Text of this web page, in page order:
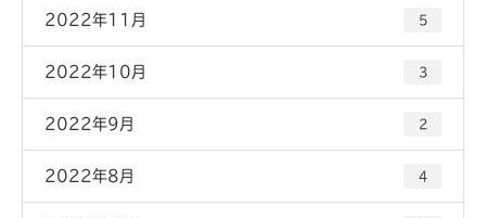
2022年11月 5
2022年10月 3
2022年9月 2
2022年8月 4